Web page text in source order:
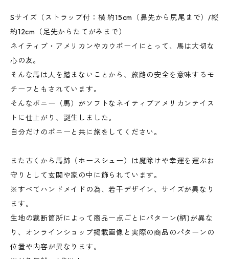
Sサイズ（ストラップ付：横 約15cm（鼻先から尻尾まで）/縦
約12cm（足先からたてがみまで）
ネイティブ・アメリカンやカウボーイにとって、馬は大切な
心の友。
そんな馬は人を踏まないことから、旅路の安全を意味するモ
チーフともされています。
そんなポニー（馬）がソフトなネイティブアメリカンテイス
トに仕上がり、誕生しました。
自分だけのポニーと共に旅をしてください。
また古くから馬蹄（ホースシュー）は魔除けや幸運を運ぶお
守りとして玄関や家の中に飾られています。
※すべてハンドメイドの為、若干デザイン、サイズが異なり
ます。
生地の裁断箇所によって商品一点ごとにパターン(柄)が異な
り、オンラインショップ掲載画像と実際の商品のパターンの
位置や内容が異なります。